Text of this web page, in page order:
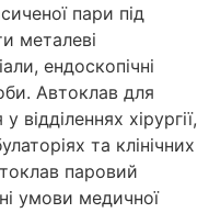
пари під
металеві
ендоскопічні
Автоклав для
відділеннях хірургії,
та клінічних
паровий
умови медичної